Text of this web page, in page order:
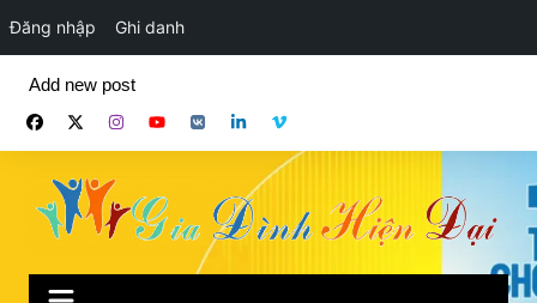
Đăng nhập Ghi danh
phần
Add new post